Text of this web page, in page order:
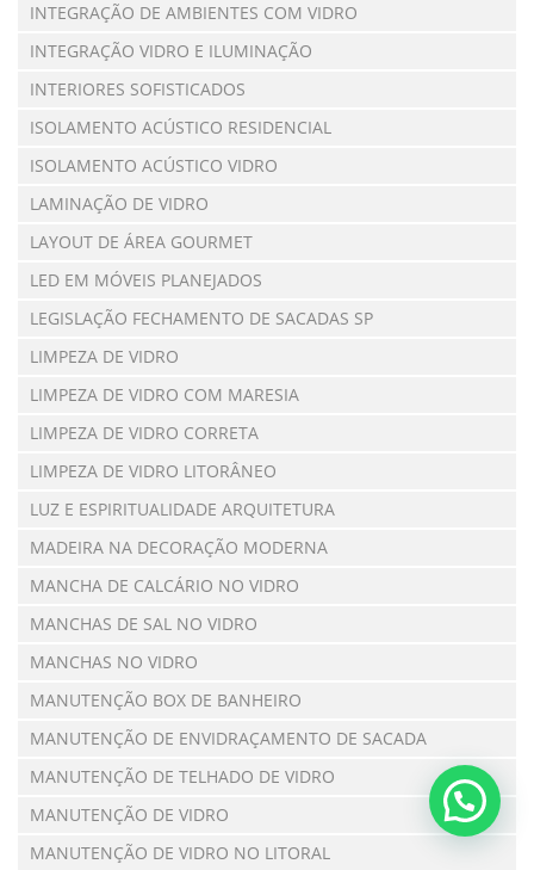
INTEGRAÇÃO DE AMBIENTES COM VIDRO
INTEGRAÇÃO VIDRO E ILUMINAÇÃO
INTERIORES SOFISTICADOS
ISOLAMENTO ACÚSTICO RESIDENCIAL
ISOLAMENTO ACÚSTICO VIDRO
LAMINAÇÃO DE VIDRO
LAYOUT DE ÁREA GOURMET
LED EM MÓVEIS PLANEJADOS
LEGISLAÇÃO FECHAMENTO DE SACADAS SP
LIMPEZA DE VIDRO
LIMPEZA DE VIDRO COM MARESIA
LIMPEZA DE VIDRO CORRETA
LIMPEZA DE VIDRO LITORÂNEO
LUZ E ESPIRITUALIDADE ARQUITETURA
MADEIRA NA DECORAÇÃO MODERNA
MANCHA DE CALCÁRIO NO VIDRO
MANCHAS DE SAL NO VIDRO
MANCHAS NO VIDRO
MANUTENÇÃO BOX DE BANHEIRO
MANUTENÇÃO DE ENVIDRAÇAMENTO DE SACADA
MANUTENÇÃO DE TELHADO DE VIDRO
MANUTENÇÃO DE VIDRO
MANUTENÇÃO DE VIDRO NO LITORAL